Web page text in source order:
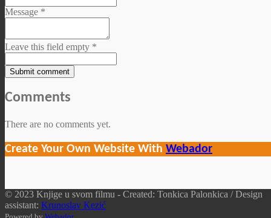
Message *
Leave this field empty *
Submit comment
Comments
There are no comments yet.
Create Your Own Website With Webador
© 2023 Knjige u svom filmu - Created: Tonkica Palonkica / Design
assistant: Krunoslav Kezić